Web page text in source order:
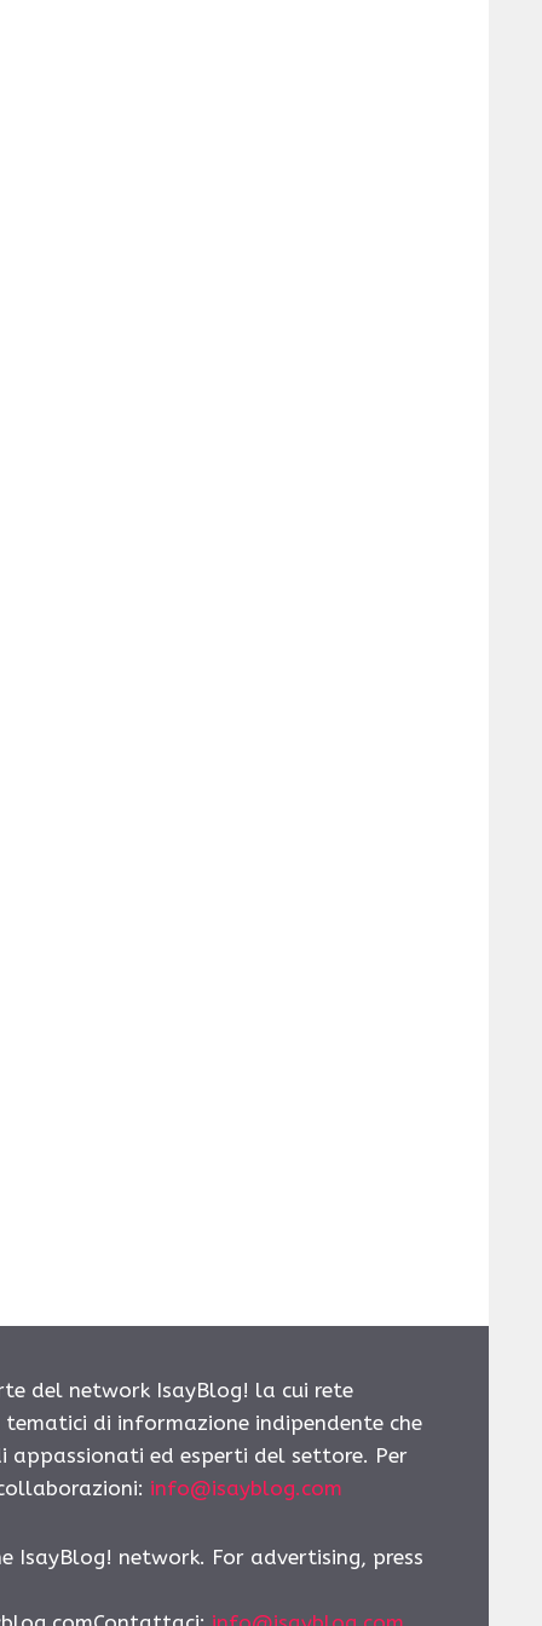
del network IsayBlog! la cui rete
di informazione indipendente che
ed esperti del settore. Per
info@isayblog.com
IsayBlog! network. For advertising, press